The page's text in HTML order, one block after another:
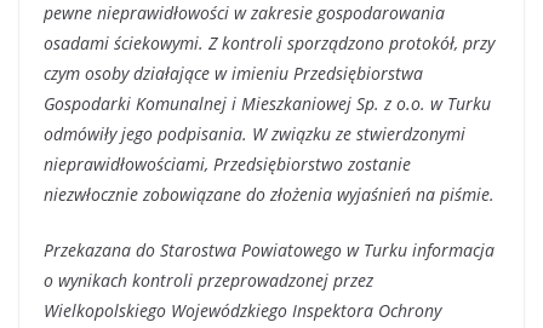
pewne nieprawidłowości w zakresie gospodarowania
osadami ściekowymi. Z kontroli sporządzono protokół, przy
czym osoby działające w imieniu Przedsiębiorstwa
Gospodarki Komunalnej i Mieszkaniowej Sp. z o.o. w Turku
odmówiły jego podpisania. W związku ze stwierdzonymi
nieprawidłowościami, Przedsiębiorstwo zostanie
niezwłocznie zobowiązane do złożenia wyjaśnień na piśmie.
Przekazana do Starostwa Powiatowego w Turku informacja
o wynikach kontroli przeprowadzonej przez
Wielkopolskiego Wojewódzkiego Inspektora Ochrony